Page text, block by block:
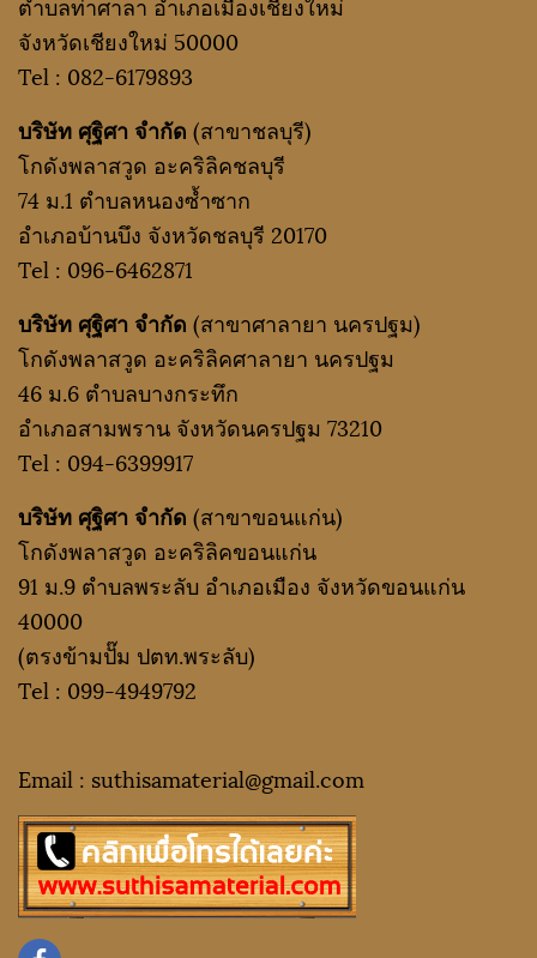
จังหวัดเชียงใหม่ 50000
Tel : 082-6179893
บริษัท ศุฐิศา จำกัด (สาขาชลบุรี)
โกดังพลาสวูด อะคริลิคชลบุรี
74 ม.1 ตำบลหนองซ้ำซาก
อำเภอบ้านบึง จังหวัดชลบุรี 20170
Tel : 096-6462871
บริษัท ศุฐิศา จำกัด (สาขาศาลายา นครปฐม)
โกดังพลาสวูด อะคริลิคศาลายา นครปฐม
46 ม.6 ตำบลบางกระทึก
อำเภอสามพราน จังหวัดนครปฐม 73210
Tel : 094-6399917
บริษัท ศุฐิศา จำกัด (สาขาขอนแก่น)
โกดังพลาสวูด อะคริลิคขอนแก่น
91 ม.9 ตำบลพระลับ อำเภอเมือง จังหวัดขอนแก่น
40000
(ตรงข้ามปั๊ม ปตท.พระลับ)
Tel : 099-4949792
Email : suthisamaterial@gmail.com